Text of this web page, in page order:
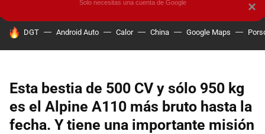
HOY SE HABLA DE
DGT Android Auto Calor China Google Maps
Esta bestia de 500 CV y sólo 950 kg
es el Alpine A110 más bruto hasta la
fecha. Y tiene una importante misión
×
Solo necesitas una cuenta de Google